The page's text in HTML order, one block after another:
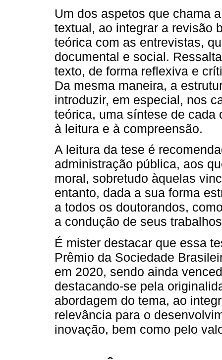
Um dos aspetos que chama
textual, ao integrar a revisão
teórica com as entrevistas,
documental e social.
texto, de forma reflexiva e
Da mesma maneira, a
introduzir, em especial, nos
teórica, uma síntese de cada
à leitura e à compreensão.
A leitura da tese é
administração pública, aos
moral, sobretudo àquelas
entanto, dada a sua forma
a todos os doutorandos,
a condução de seus
É mister destacar que essa
Prêmio da Sociedade
em 2020, sendo ainda
destacando-se pela
abordagem do tema, ao
relevância para o
inovação, bem como pelo